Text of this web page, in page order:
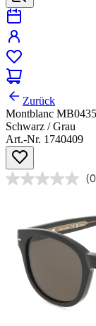
Zurück
Montblanc
Schwarz / Grau
Art.-Nr. 1740409